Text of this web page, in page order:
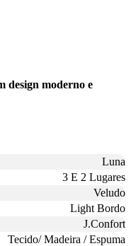
design moderno e
Luna
3 E 2 Lugares
Veludo
Light Bordo
J.Confort
Tecido/ Madeira / Espuma